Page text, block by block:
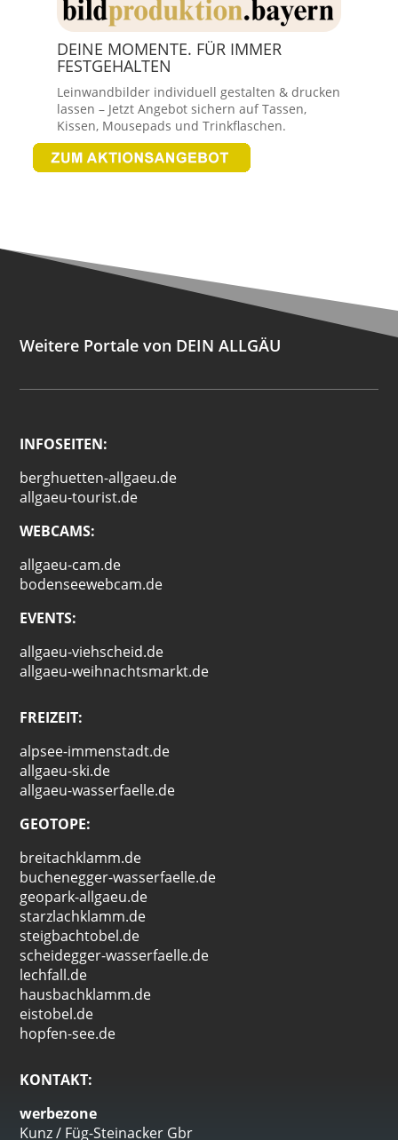
DEINE MOMENTE. FÜR IMMER
FESTGEHALTEN
Leinwandbilder individuell gestalten & drucken
lassen – Jetzt Angebot sichern auf Tassen,
Kissen, Mousepads und Trinkflaschen.
Weitere Portale von DEIN ALLGÄU
INFOSEITEN:
berghuetten-allgaeu.de
allgaeu-tourist.de
WEBCAMS:
allgaeu-cam.de
bodenseewebcam.de
EVENTS:
allgaeu-viehscheid.de
allgaeu-weihnachtsmarkt.de
FREIZEIT:
alpsee-immenstadt.de
allgaeu-ski.de
allgaeu-wasserfaelle.de
GEOTOPE:
breitachklamm.de
buchenegger-wasserfaelle.de
geopark-allgaeu.de
starzlachklamm.de
steigbachtobel.de
scheidegger-wasserfaelle.de
lechfall.de
hausbachklamm.de
eistobel.de
hopfen-see.de
KONTAKT:
werbezone
Kunz / Füg-Steinacker Gbr